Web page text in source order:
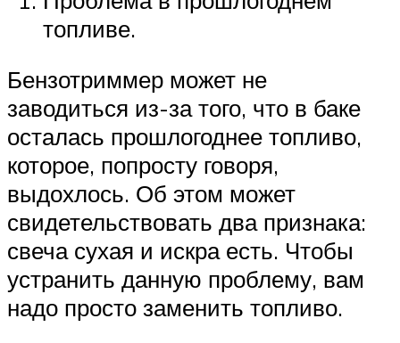
топливе.
Бензотриммер может не
заводиться из-за того, что в баке
осталась прошлогоднее топливо,
которое, попросту говоря,
выдохлось. Об этом может
свидетельствовать два признака:
свеча сухая и искра есть. Чтобы
устранить данную проблему, вам
надо просто заменить топливо.